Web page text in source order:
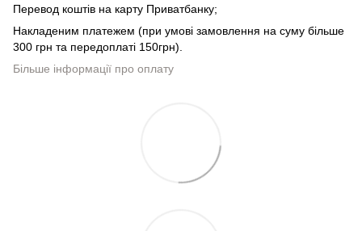
Перевод коштів на карту Приватбанку;
Накладеним платежем (при умові замовлення на суму більше
300 грн та передоплаті 150грн).
Більше інформації про оплату